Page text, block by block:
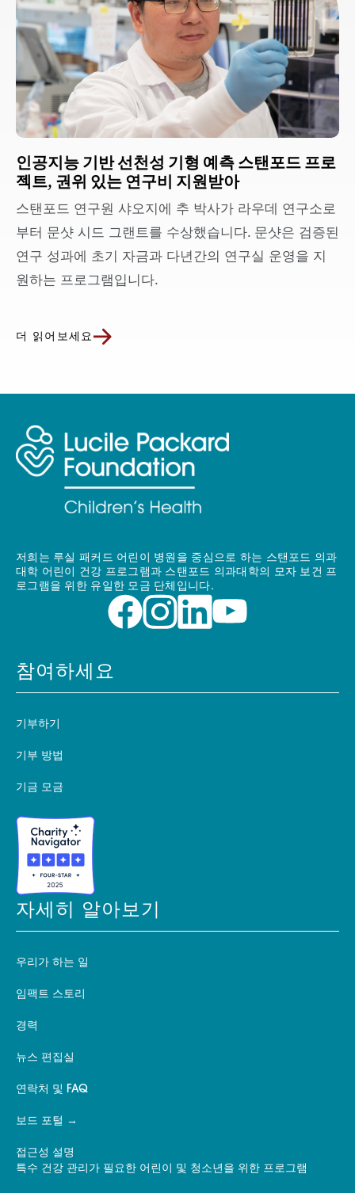
인공지능 기반 선천성 기형 예측 스탠포드 프로
젝트, 권위 있는 연구비 지원받아
스탠포드 연구원 샤오지에 추 박사가 라우데 연구소로
부터 문샷 시드 그랜트를 수상했습니다. 문샷은 검증된
연구 성과에 초기 자금과 다년간의 연구실 운영을 지
원하는 프로그램입니다.
더 읽어보세요
저희는 루실 패커드 어린이 병원을 중심으로 하는 스탠포드 의과
대학 어린이 건강 프로그램과 스탠포드 의과대학의 모자 보건 프
로그램을 위한 유일한 모금 단체입니다.
참여하세요
기부하기
기부 방법
기금 모금
자세히 알아보기
우리가 하는 일
임팩트 스토리
경력
뉴스 편집실
연락처 및 FAQ
보드 포털
접근성 설명
특수 건강 관리가 필요한 어린이 및 청소년을 위한 프로그램